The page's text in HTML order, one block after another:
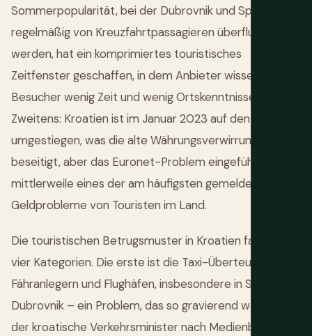
Sommerpopularität, bei der Dubrovnik und Split
regelmäßig von Kreuzfahrtpassagieren überflutet
werden, hat ein komprimiertes touristisches
Zeitfenster geschaffen, in dem Anbieter wissen, dass
Besucher wenig Zeit und wenig Ortskenntnisse haben.
Zweitens: Kroatien ist im Januar 2023 auf den Euro
umgestiegen, was die alte Währungsverwirrung
beseitigt, aber das Euronet-Problem eingeführt hat –
mittlerweile eines der am häufigsten gemeldeten
Geldprobleme von Touristen im Land.
Die touristischen Betrugsmuster in Kroatien fallen in
vier Kategorien. Die erste ist die Taxi-Überteuerung an
Fähranlegern und Flughäfen, insbesondere in Split und
Dubrovnik – ein Problem, das so gravierend war, dass
der kroatische Verkehrsminister nach Medienberichten